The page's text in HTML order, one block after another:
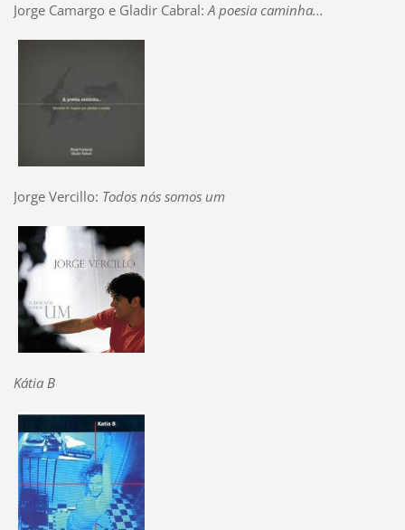
Jorge Camargo e Gladir Cabral:A poesia caminha...
Jorge Vercillo: Todos nós somos um
Kátia B